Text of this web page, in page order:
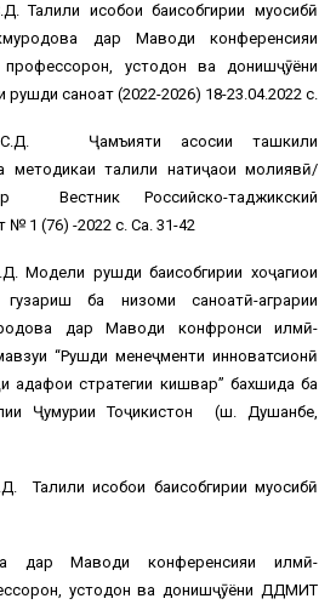
Таҳлили ҳисобҳои баҳисобгирии муҳосибӣ
дар Маводи конференсияи
профессорон, устодон ва донишҷӯёни
саноат (2022-2026) 18-23.04.2022 с.
С.Д. Ҷамъияти асосии ташкили
методикаи таҳлили натиҷаҳои молиявӣ/
Вестник Российско-таджикский
1 (76) -2022 с. Саҳ. 31-42
Модели рушди баҳисобгирии хоҷагиҳои
ба низоми саноатӣ-аграрии
дар Маводи конфронси илмӣ-
“Рушди менеҷменти инноватсионӣ
стратегии кишвар” бахшида ба
Ҷумҳурии Тоҷикистон (ш. Душанбе,
Таҳлили ҳисобҳои баҳисобгирии муҳосибӣ
дар Маводи конференсияи илмӣ-
устодон ва донишҷӯёни ДДМИТ